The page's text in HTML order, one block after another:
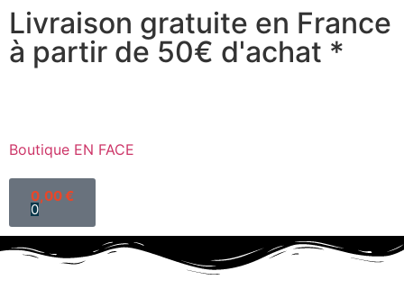
Livraison gratuite en France
à partir de 50€ d'achat *
Boutique EN FACE
0,00€
0